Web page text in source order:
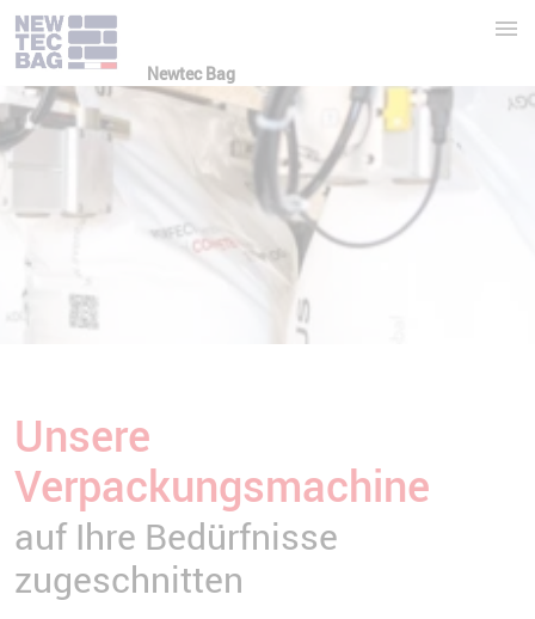
Newtec Bag
Unsere
Verpackungsmachine
auf Ihre Bedürfnisse
zugeschnitten